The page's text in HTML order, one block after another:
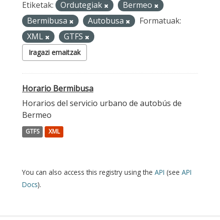
Etiketak: Ordutegiak
Bermeo
Bermibusa
Autobusa
Formatuak:
XML
GTFS
Iragazi emaitzak
Horario Bermibusa
Horarios del servicio urbano de autobús de
Bermeo
GTFS XML
You can also access this registry using the API (see API
Docs).